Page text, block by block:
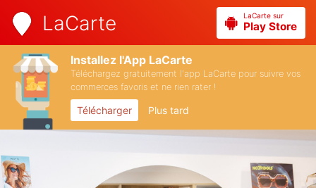
LaCarte LaCarte sur
Play Store
Installez l'App LaCarte
Téléchargez gratuitement l'app LaCarte pour suivre vos
commerces favoris et ne rien rater !
Télécharger Plus tard